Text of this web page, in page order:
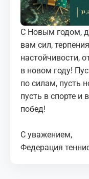
МЕДИА
КОРТЫ
КОНТАКТЫ
UZ-PIN
С Новым годом,
вам сил,
настойчивости,
в новом году!
по силам, пусть
пусть в спорте и
побед!
С уважением,
Федерация